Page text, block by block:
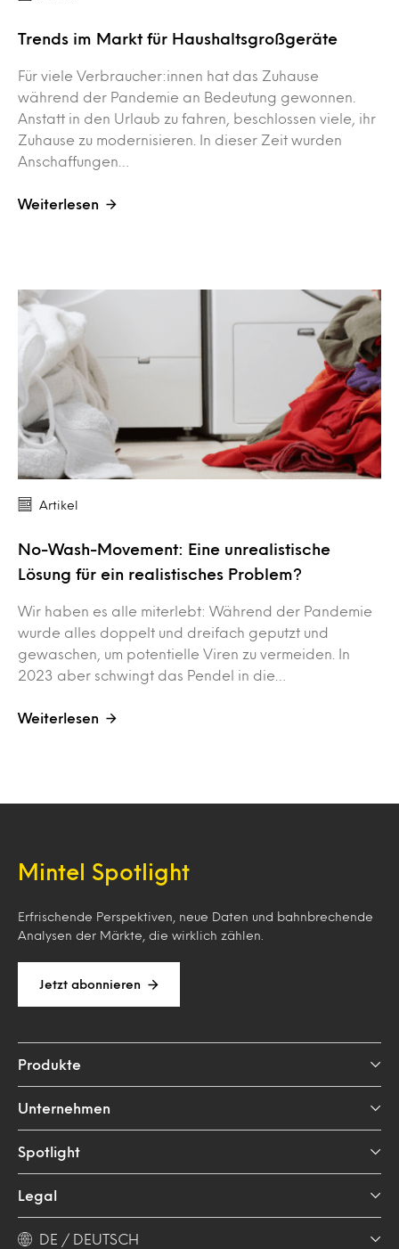
Trends im Markt für Haushaltsgroßgeräte
Für viele Verbraucher:innen hat das Zuhause
während der Pandemie an Bedeutung gewonnen.
Anstatt in den Urlaub zu fahren, beschlossen viele, ihr
Zuhause zu modernisieren. In dieser Zeit wurden
Anschaffungen…
Weiterlesen
Artikel
No-Wash-Movement: Eine unrealistische
Lösung für ein realistisches Problem?
Wir haben es alle miterlebt: Während der Pandemie
wurde alles doppelt und dreifach geputzt und
gewaschen, um potentielle Viren zu vermeiden. In
2023 aber schwingt das Pendel in die…
Weiterlesen
Mintel Spotlight
Erfrischende Perspektiven, neue Daten und bahnbrechende
Analysen der Märkte, die wirklich zählen.
Jetzt abonnieren
Produkte
Unternehmen
Spotlight
Legal
DE / DEUTSCH